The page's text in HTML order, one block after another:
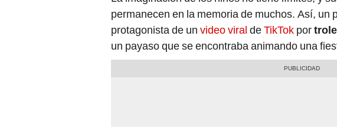
permanecen en la memoria de muchos. Así, un
protagonista de un video viral deTikTok por
un payaso que se encontraba animando una